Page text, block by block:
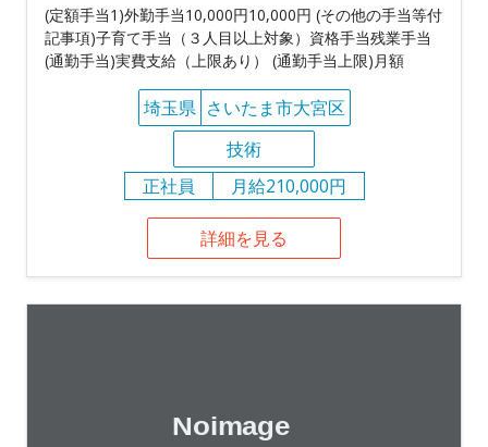
(定額手当1)外勤手当10,000円10,000円 (その他の手当等付
記事項)子育て手当（３人目以上対象）資格手当残業手当
(通勤手当)実費支給（上限あり） (通勤手当上限)月額
埼玉県 さいたま市大宮区
技術
正社員
月給210,000円
詳細を見る